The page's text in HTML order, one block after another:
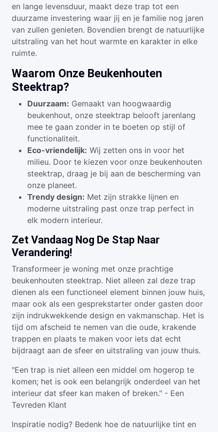
en lange levensduur, maakt deze trap tot een
duurzame investering waar jij en je familie nog jaren
van zullen genieten. Bovendien brengt de natuurlijke
uitstraling van het hout warmte en karakter in elke
ruimte.
Waarom Onze Beukenhouten
Steektrap?
Duurzaam: Gemaakt van hoogwaardig
beukenhout, onze steektrap belooft jarenlang
mee te gaan zonder in te boeten op stijl of
functionaliteit.
Eco-vriendelijk: Wij zetten ons in voor het
milieu. Door te kiezen voor onze beukenhouten
steektrap, draag je bij aan de bescherming van
onze planeet.
Trendy design: Met zijn strakke lijnen en
moderne uitstraling past onze trap perfect in
elk modern interieur.
Zet Vandaag Nog De Stap Naar
Verandering!
Transformeer je woning met onze prachtige
beukenhouten steektrap. Niet alleen zal deze trap
dienen als een functioneel element binnen jouw huis,
maar ook als een gesprekstarter onder gasten door
zijn indrukwekkende design en vakmanschap. Het is
tijd om afscheid te nemen van die oude, krakende
trappen en plaats te maken voor iets dat echt
bijdraagt aan de sfeer en uitstraling van jouw thuis.
"Een trap is niet alleen een middel om hogerop te
komen; het is ook een belangrijk onderdeel van het
interieur dat sfeer kan maken of breken." - Een
Tevreden Klant
Inspiratie nodig? Bedenk hoe de natuurlijke tint en